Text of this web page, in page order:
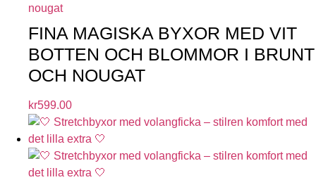
FINA MAGISKA BYXOR MED VIT
BOTTEN OCH BLOMMOR I BRUNT
OCH NOUGAT
kr599.00